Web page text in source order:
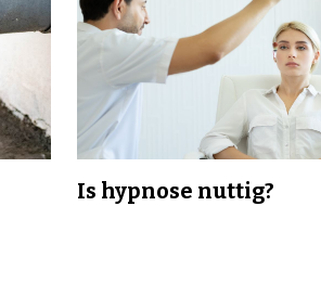
Is hypnose nuttig?